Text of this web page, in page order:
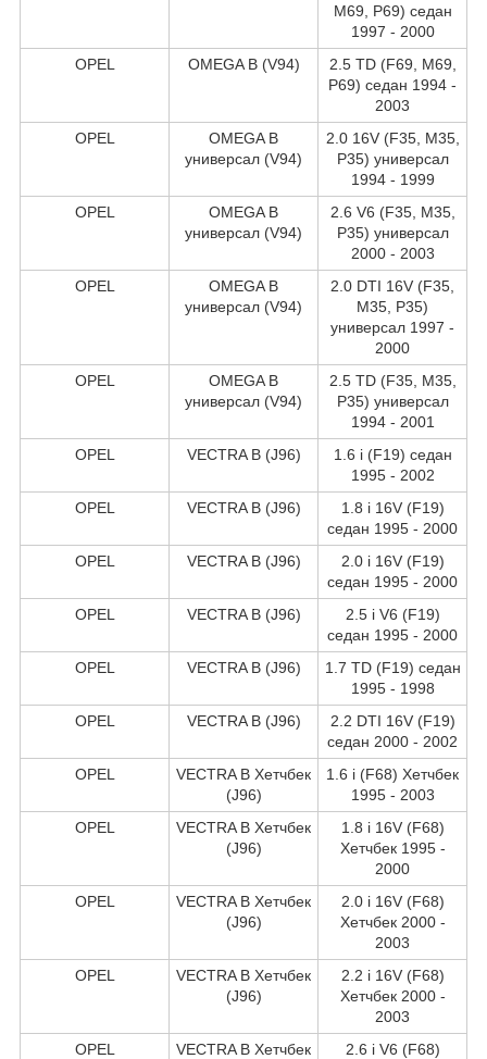
M69, P69) седан
1997 - 2000
OPEL
OMEGA B (V94)
2.5 TD (F69, M69,
P69) седан 1994 -
2003
OPEL
OMEGA B
универсал (V94)
2.0 16V (F35, M35,
P35) универсал
1994 - 1999
OPEL
OMEGA B
универсал (V94)
2.6 V6 (F35, M35,
P35) универсал
2000 - 2003
OPEL
OMEGA B
универсал (V94)
2.0 DTI 16V (F35,
M35, P35)
универсал 1997 -
2000
OPEL
OMEGA B
универсал (V94)
2.5 TD (F35, M35,
P35) универсал
1994 - 2001
OPEL
VECTRA B (J96)
1.6 i (F19) седан
1995 - 2002
OPEL
VECTRA B (J96)
1.8 i 16V (F19)
седан 1995 - 2000
OPEL
VECTRA B (J96)
2.0 i 16V (F19)
седан 1995 - 2000
OPEL
VECTRA B (J96)
2.5 i V6 (F19)
седан 1995 - 2000
OPEL
VECTRA B (J96)
1.7 TD (F19) седан
1995 - 1998
OPEL
VECTRA B (J96)
2.2 DTI 16V (F19)
седан 2000 - 2002
OPEL
VECTRA B Хетчбек
(J96)
1.6 i (F68) Хетчбек
1995 - 2003
OPEL
VECTRA B Хетчбек
(J96)
1.8 i 16V (F68)
Хетчбек 1995 -
2000
OPEL
VECTRA B Хетчбек
(J96)
2.0 i 16V (F68)
Хетчбек 2000 -
2003
OPEL
VECTRA B Хетчбек
(J96)
2.2 i 16V (F68)
Хетчбек 2000 -
2003
OPEL
VECTRA B Хетчбек
2.6 i V6 (F68)